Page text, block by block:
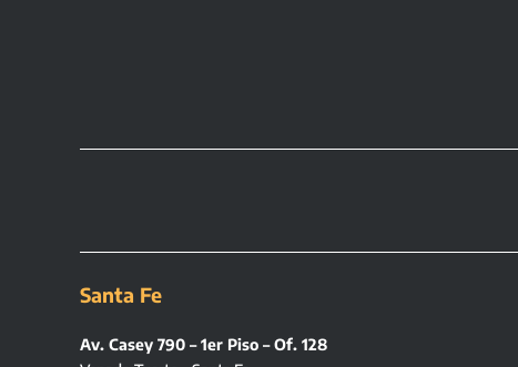
Santa Fe
Av. Casey 790 – 1er Piso – Of. 128